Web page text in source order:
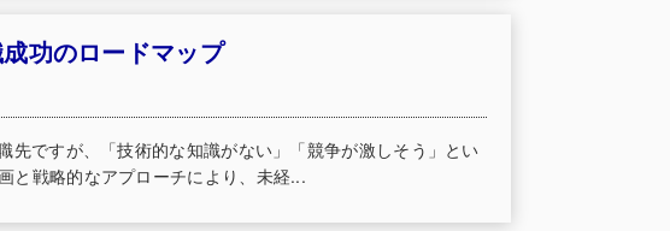
功のロードマップ
ですが、「技術的な知識がない」「競争が激しそう」とい
と戦略的なアプローチにより、未経...